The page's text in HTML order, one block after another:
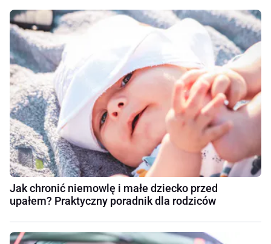
Jak chronić niemowlę i małe dziecko przed
upałem? Praktyczny poradnik dla rodziców